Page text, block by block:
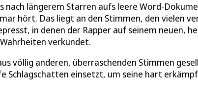
nach längerem Starren aufs leere Word-
hört. Das liegt an den Stimmen, den vielen
in denen der Rapper auf seinem neuen,
verkündet.
völlig anderen, überraschenden Stimmen
Schlagschatten einsetzt, um seine hart